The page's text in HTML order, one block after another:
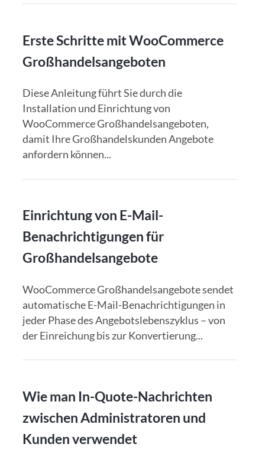
Erste Schritte mit WooCommerce
Großhandelsangeboten
Diese Anleitung führt Sie durch die
Installation und Einrichtung von
WooCommerce Großhandelsangeboten,
damit Ihre Großhandelskunden Angebote
anfordern können...
Einrichtung von E-Mail-
Benachrichtigungen für
Großhandelsangebote
WooCommerce Großhandelsangebote sendet
automatische E-Mail-Benachrichtigungen in
jeder Phase des Angebotslebenszyklus – von
der Einreichung bis zur Konvertierung...
Wie man In-Quote-Nachrichten
zwischen Administratoren und
Kunden verwendet